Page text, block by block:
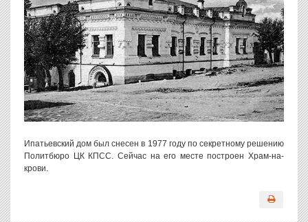
Ипатьевский дом был снесен в 1977 году по секретному решению
Политбюро ЦК КПСС. Сейчас на его месте построен Храм-на-
крови.